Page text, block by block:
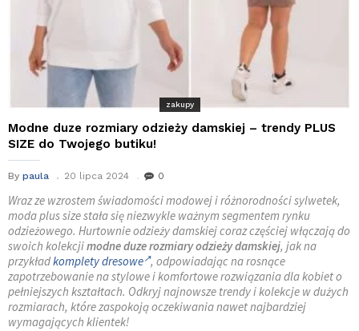
zakupy
Modne duze rozmiary odzieży damskiej – trendy PLUS
SIZE do Twojego butiku!
By paula 20 lipca 2024 0
Wraz ze wzrostem świadomości modowej i różnorodności sylwetek,
moda plus size stała się niezwykle ważnym segmentem rynku
odzieżowego. Hurtownie odzieży damskiej coraz częściej włączają do
swoich kolekcjimodne duze rozmiary odzieży damskiej, jak na
przykładkomplety dresowe , odpowiadając na rosnące
zapotrzebowanie na stylowe i komfortowe rozwiązania dla kobiet o
pełniejszych kształtach. Odkryj najnowsze trendy i kolekcje w dużych
rozmiarach, które zaspokoją oczekiwania nawet najbardziej
wymagających klientek!